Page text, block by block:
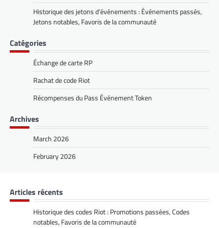
Historique des jetons d’événements : Événements passés,
Jetons notables, Favoris de la communauté
Catégories
Échange de carte RP
Rachat de code Riot
Récompenses du Pass Événement Token
Archives
March 2026
February 2026
Articles récents
Historique des codes Riot : Promotions passées, Codes
notables, Favoris de la communauté